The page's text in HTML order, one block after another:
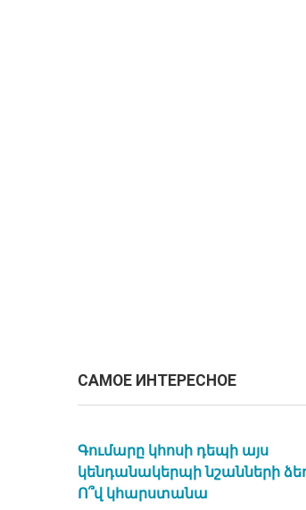
САМОЕ ИНТЕРЕСНОЕ
Գումարը կհոսի դեպի այս
կենդանակերպի նշանների
Ո՞վ կհարստանա